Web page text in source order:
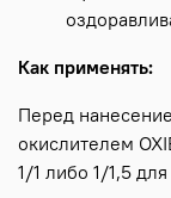
Как применять:
Перед
окислителем
1/1 либо 1/1,5